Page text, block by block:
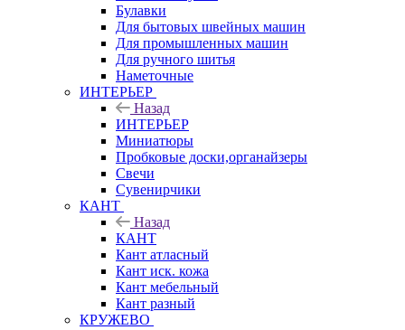
Булавки
Для бытовых швейных машин
Для промышленных машин
Для ручного шитья
Наметочные
ИНТЕРЬЕР
Назад
ИНТЕРЬЕР
Миниатюры
Пробковые доски,органайзеры
Свечи
Сувенирчики
КАНТ
Назад
КАНТ
Кант атласный
Кант иск. кожа
Кант мебельный
Кант разный
КРУЖЕВО